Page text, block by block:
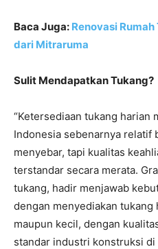
Baca Juga: Renovasi
dari Mitraruma
Sulit Mendapatkan Tukang?
“Ketersediaan tukang harian
Indonesia sebenarnya relatif
menyebar, tapi kualitas
terstandar secara merata.
tukang, hadir menjawab
dengan menyediakan tukang
maupun kecil, dengan
standar industri konstruksi di